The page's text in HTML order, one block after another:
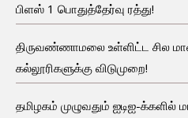
பிளஸ் 1 பொதுத்தேர்வு ரத்து!
திருவண்ணாமலை உள்ளிட்ட சில
கல்லூரிகளுக்கு விடுமுறை!
தமிழகம் முழுவதும் ஐடிஐ-